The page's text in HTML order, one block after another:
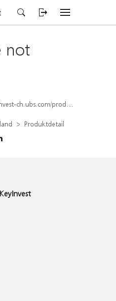
not
produkt/detail/index/isin/CH1576895879
Produktdetail